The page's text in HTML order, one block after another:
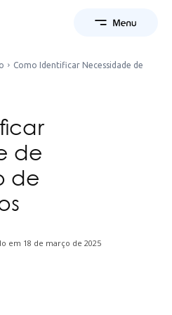
Como Identificar Necessidade de
de
de
em 18 de março de 2025